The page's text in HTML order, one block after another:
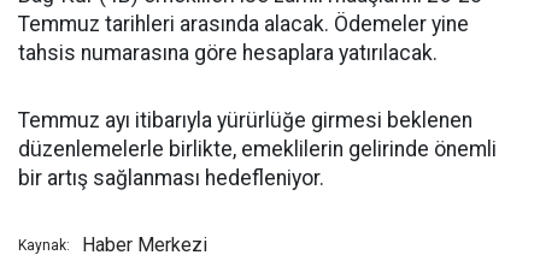
Temmuz tarihleri arasında alacak. Ödemeler yine
tahsis numarasına göre hesaplara yatırılacak.
Temmuz ayı itibarıyla yürürlüğe girmesi beklenen
düzenlemelerle birlikte, emeklilerin gelirinde önemli
bir artış sağlanması hedefleniyor.
Kaynak: Haber Merkezi